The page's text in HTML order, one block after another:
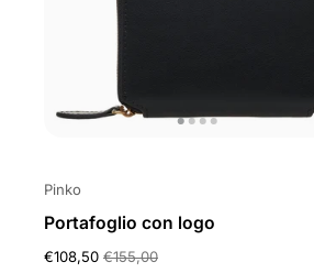
Pinko
Portafoglio con logo
€108,50 €155,00